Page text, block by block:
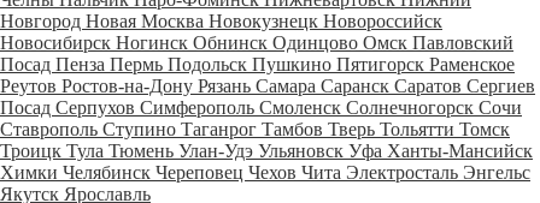
Новгород Новая Москва Новокузнецк Новороссийск
Новосибирск Ногинск Обнинск Одинцово Омск Павловский
Посад Пенза Пермь Подольск Пушкино Пятигорск Раменское
Реутов Ростов-на-Дону Рязань Самара Саранск Саратов Сергиев
Посад Серпухов Симферополь Смоленск Солнечногорск Сочи
Ставрополь Ступино Таганрог Тамбов Тверь Тольятти Томск
Троицк Тула Тюмень Улан-Удэ Ульяновск Уфа Ханты-Мансийск
Химки Челябинск Череповец Чехов Чита Электросталь Энгельс
Якутск Ярославль